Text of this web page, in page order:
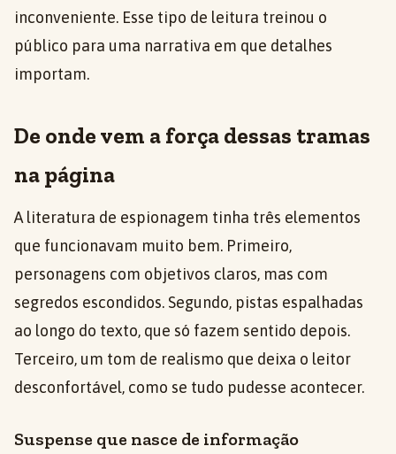
inconveniente. Esse tipo de leitura treinou o
público para uma narrativa em que detalhes
importam.
De onde vem a força dessas tramas
na página
A literatura de espionagem tinha três elementos
que funcionavam muito bem. Primeiro,
personagens com objetivos claros, mas com
segredos escondidos. Segundo, pistas espalhadas
ao longo do texto, que só fazem sentido depois.
Terceiro, um tom de realismo que deixa o leitor
desconfortável, como se tudo pudesse acontecer.
Suspense que nasce de informação